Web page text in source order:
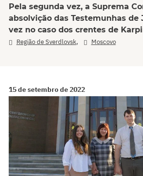
Pela segunda vez, a Suprema
absolvição das Testemunhas de
vez no caso dos crentes de
Região de Sverdlovsk, Moscovo
15 de setembro de 2022